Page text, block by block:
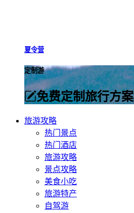
夏令营
定制游
免费定制旅行方案
旅游攻略
热门景点
热门酒店
旅游攻略
景点攻略
美食小吃
旅游特产
自驾游